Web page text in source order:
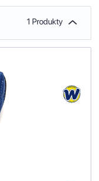
1 Produkty